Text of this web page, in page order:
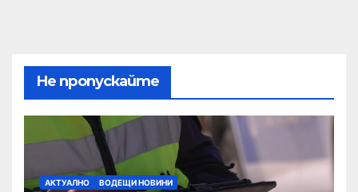
Не пропускайте
АКТУАЛНО ВОДЕЩИ НОВИНИ